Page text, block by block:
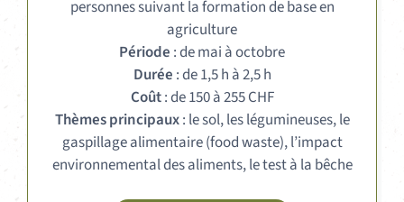
personnes suivant la formation de base en
agriculture
Période : de mai à octobre
Durée : de 1,5 h à 2,5 h
Coût: de 150 à 255 CHF
Thèmes principaux: le sol, les légumineuses, le
gaspillage alimentaire (food waste), l’impact
environnemental des aliments, le test à la bêche